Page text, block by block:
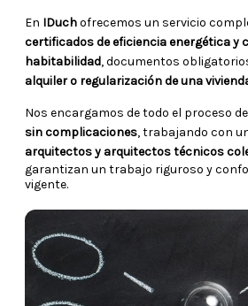
En IDuchofrecemos un servicio
certificados de eficiencia energética y
habitabilidad, documentos
alquiler o regularización de una
Nos encargamos de todo el proceso
sin complicaciones, trabajando con
arquitectos y arquitectos técnicos
garantizan un trabajo riguroso y
vigente.